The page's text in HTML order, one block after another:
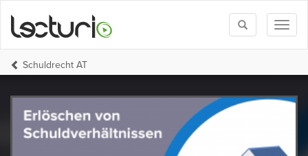
Toggle
search
Schuldrecht AT